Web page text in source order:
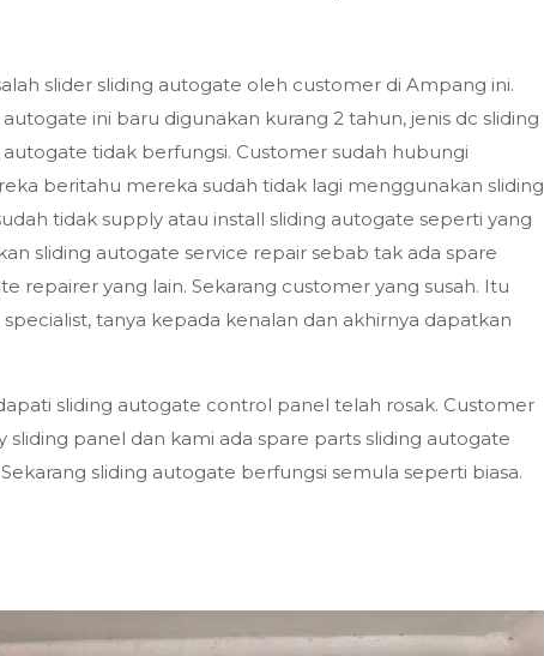
slider sliding autogate oleh customer di Ampang ini.
ini baru digunakan kurang 2 tahun, jenis dc sliding
tidak berfungsi. Customer sudah hubungi
beritahu mereka sudah tidak lagi menggunakan sliding
tidak supply atau install sliding autogate seperti yang
sliding autogate service repair sebab tak ada spare
repairer yang lain. Sekarang customer yang susah. Itu
tanya kepada kenalan dan akhirnya dapatkan
sliding autogate control panel telah rosak. Customer
panel dan kami ada spare parts sliding autogate
sliding autogate berfungsi semula seperti biasa.